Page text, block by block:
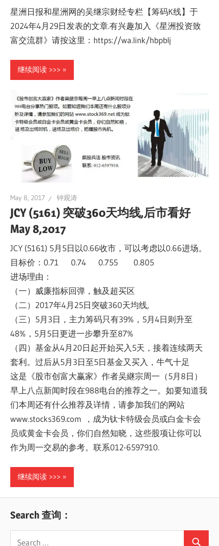
星洲日报和星洲网的吴继宗财经专栏【筹码K线】于
2024年4月29日发表的文章.有兴趣加入《星洲投资致
富交流群》请按这里：https://wa.link/hbpblj
继续阅读 >>>
May 8, 2017 钟观涛
JCY (5161) 突破360天均线,后市看好
May 8,2017
JCY (5161) 5月5日以0.66收市，可以考虑以0.66进场。
目标价：0.71 0.74 0.755 0.805
进场理由：
（一）威廉指标回弹，触及超买区
（二）2017年4月25日突破360天均线,
（三）5月3日，主力筹码只有39%，5月4日则升至
48%，5月5日更进一步攀升至87%
（四）基金从4月20日起开始买入5天，接着连续两天
套利。过后从5月3日至5日基金又买入，牛气十足
这是《股市创富大赢家》作者吴継宗周一（5月8日）
早上八点新闻时段在988电台的推荐之一。如要知道我
们本周还有什么推荐及详情，请参加我们的网站
www.stocks369.com ，成为钛卡特级会员或白金卡会
员或黄金卡会员，你们自然知晓，这些股项让你可以
作为周一交易的参考。联系012-6597910.
继续阅读 >>>
Search 查询：